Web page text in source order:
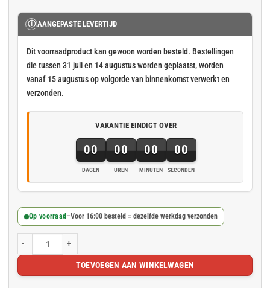
Ⓘ AANGEPASTE LEVERTIJD
Dit voorraadproduct kan gewoon worden besteld. Bestellingen
die tussen 31 juli en 14 augustus worden geplaatst, worden
vanaf 15 augustus op volgorde van binnenkomst verwerkt en
verzonden.
VAKANTIE EINDIGT OVER
00
DAGEN
00
UREN
00
MINUTEN
00
SECONDEN
Op voorraad –Voor 16:00 besteld = dezelfde werkdag verzonden
Blauw afdekzeil 6x10m 100gr/m² aantal
TOEVOEGEN AAN WINKELWAGEN